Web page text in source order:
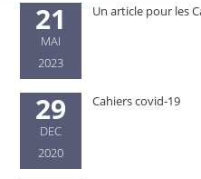
21
MAI
2023
Un article pour les
29
DEC
2020
Cahiers covid-19